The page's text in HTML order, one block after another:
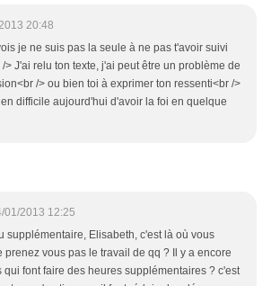
20:48
je ne suis pas la seule à ne pas t'avoir suivi
> J'ai relu ton texte, j'ai peut être un problème de
/> ou bien toi à exprimer ton ressenti<br />
difficile aujourd'hui d'avoir la foi en quelque
01/2013 12:25
supplémentaire, Elisabeth, c'est là où vous
prenez vous pas le travail de qq ? Il y a encore
qui font faire des heures supplémentaires ? c'est